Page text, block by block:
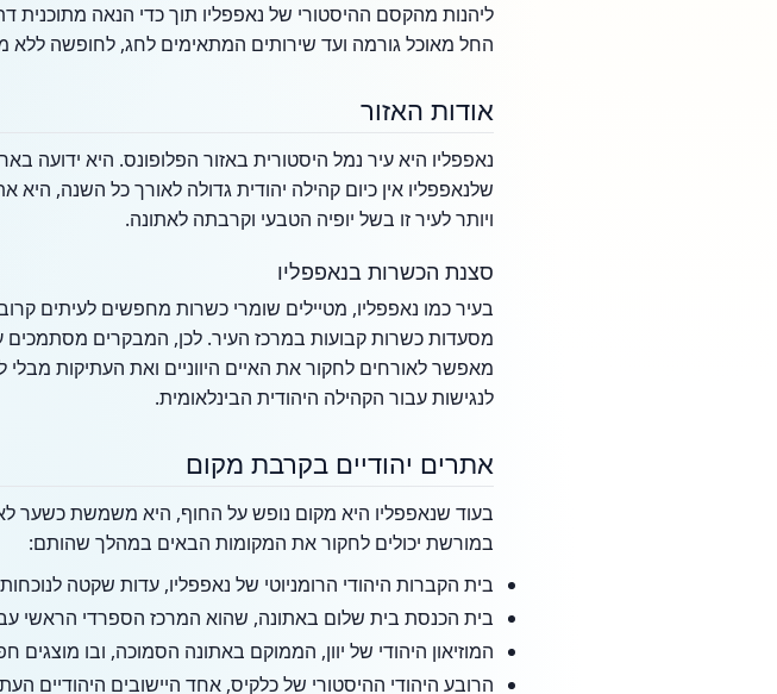
ליהנות מהקסם ההיסטורי של נאפפליו תוך כדי הנאה
החל מאוכל גורמה ועד שירותים המתאימים לחג, לחופשה ללא
אודות האזור
נאפפליו היא עיר נמל היסטורית באזור הפלופונס. היא ידועה
שלנאפפליו אין כיום קהילה יהודית גדולה לאורך כל השנה,
ויותר לעיר זו בשל יופיה הטבעי וקרבתה לאתונה.
סצנת הכשרות בנאפפליו
מסעדות כשרות קבועות במרכז העיר. לכן, המבקרים מסתמכים
מאפשר לאורחים לחקור את האיים היווניים ואת העתיקות מבלי
לנגישות עבור הקהילה היהודית הבינלאומית.
אתרים יהודיים בקרבת מקום
בעוד שנאפפליו היא מקום נופש על החוף, היא משמשת כשער
במורשת יכולים לחקור את המקומות הבאים במהלך שהותם:
בית הקברות היהודי הרומניוטי של נאפפליו, עדות שקטה
בית הכנסת בית שלום באתונה, שהוא המרכז הספרדי הראשי
המוזיאון היהודי של יוון, הממוקם באתונה הסמוכה, ובו מוצגים
הרובע היהודי ההיסטורי של כלקיס, אחד היישובים היהודיים